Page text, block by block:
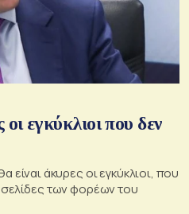
εγκύκλιοι που δεν
άκυρες οι εγκύκλιοι, που
των φορέων του